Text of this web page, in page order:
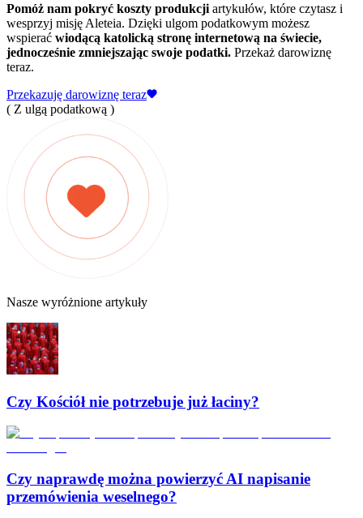
Pomóż nam pokryć koszty produkcji artykułów, które czytasz i
wesprzyj misję Aleteia. Dzięki ulgom podatkowym możesz
wspierać wiodącą katolicką stronę internetową na świecie,
jednocześnie zmniejszając swoje podatki. Przekaż darowiznę
teraz.
Przekazuję darowiznę teraz
( Z ulgą podatkową )
Nasze wyróżnione artykuły
Czy Kościół nie potrzebuje już łaciny?
Czy naprawdę można powierzyć AI napisanie
przemówienia weselnego?